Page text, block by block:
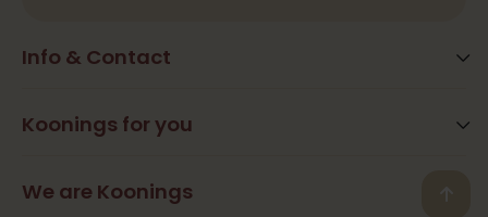
Info & Contact
Frequently Asked Questions
Contact
Koonings for you
Beauty
We are Koonings